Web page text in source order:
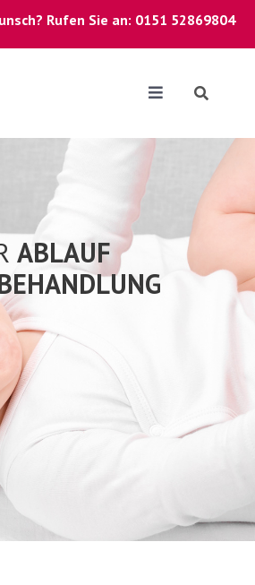
Rufen Sie an: 0151 52869804
ABLAUF